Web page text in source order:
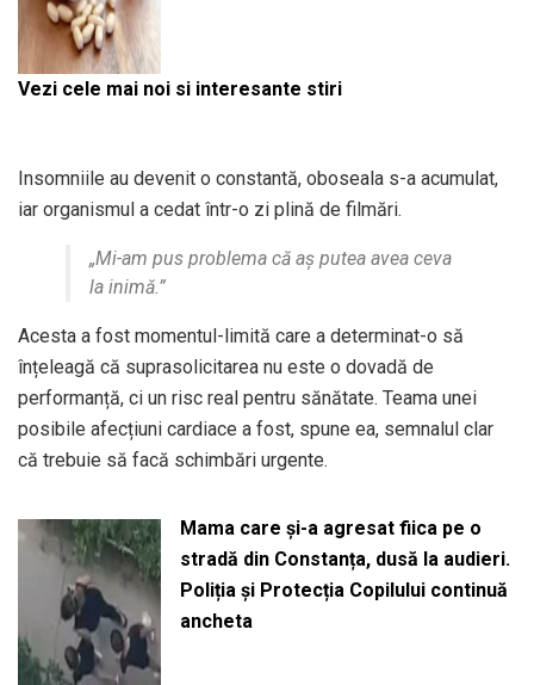
Vezi cele mai noi si interesante stiri
Insomniile au devenit o constantă, oboseala s-a acumulat,
iar organismul a cedat într-o zi plină de filmări.
„Mi-am pus problema că aș putea avea ceva
la inimă.”
Acesta a fost momentul-limită care a determinat-o să
înțeleagă că suprasolicitarea nu este o dovadă de
performanță, ci un risc real pentru sănătate. Teama unei
posibile afecțiuni cardiace a fost, spune ea, semnalul clar
că trebuie să facă schimbări urgente.
Mama care și-a agresat fiica pe o
stradă din Constanța, dusă la audieri.
Poliția și Protecția Copilului continuă
ancheta